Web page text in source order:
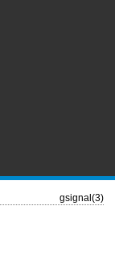
gsignal(3)